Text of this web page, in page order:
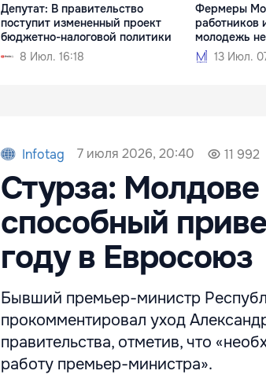
Депутат: В правительство
поступит измененный проект
бюджетно-налоговой политики
8 Июл. 16:18
Фермеры
работников
молодежь не
13 Июл.
Infotag 7 июля 2026, 20:40 11 992
Стурза:
способный
году в Евросоюз
Бывший премьер-министр
прокомментировал уход
правительства, отметив, что
работу премьер-министра».